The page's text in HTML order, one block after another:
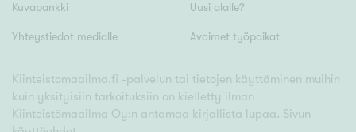
Kuvapankki
Yhteystiedot medialle
Uusi alalle?
Avoimet työpaikat
Kiinteistomaailma.fi -palvelun tai tietojen käyttäminen muihin
kuin yksityisiin tarkoituksiin on kielletty ilman
Kiinteistömaailma Oy:n antamaa kirjallista lupaa. Sivun